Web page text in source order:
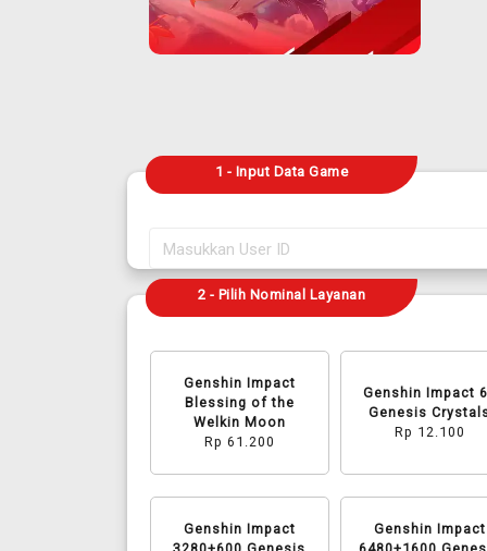
1 - Input Data Game
2 - Pilih Nominal Layanan
Genshin Impact
Blessing of the
Welkin Moon
Rp 61.200
Genshin Impact
Genesis
Rp 12.100
Genshin Impact
Genshin Impact